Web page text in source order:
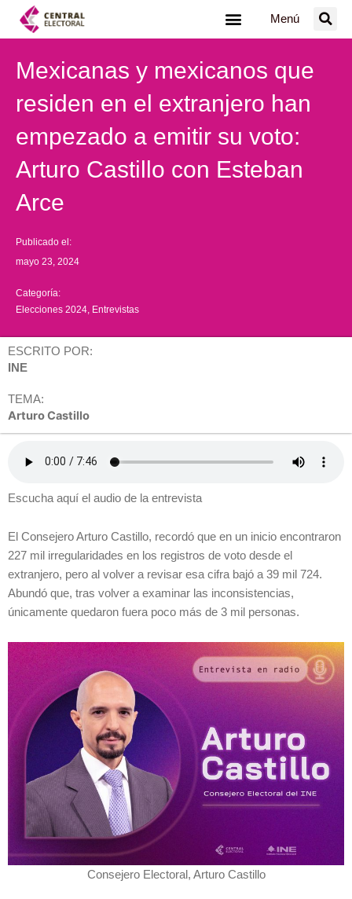
Menú
Mexicanas y mexicanos que
residen en el extranjero han
empezado a emitir su voto:
Arturo Castillo con Esteban
Arce
Publicado el:
mayo 23, 2024
Categoría:
Elecciones 2024 Entrevistas
ESCRITO POR:
INE
TEMA:
Arturo Castillo
Escucha aquí el audio de la entrevista
El Consejero Arturo Castillo, recordó que en un inicio encontraron
227 mil irregularidades en los registros de voto desde el
extranjero, pero al volver a revisar esa cifra bajó a 39 mil 724.
Abundó que, tras volver a examinar las inconsistencias,
únicamente quedaron fuera poco más de 3 mil personas.
Consejero Electoral, Arturo Castillo